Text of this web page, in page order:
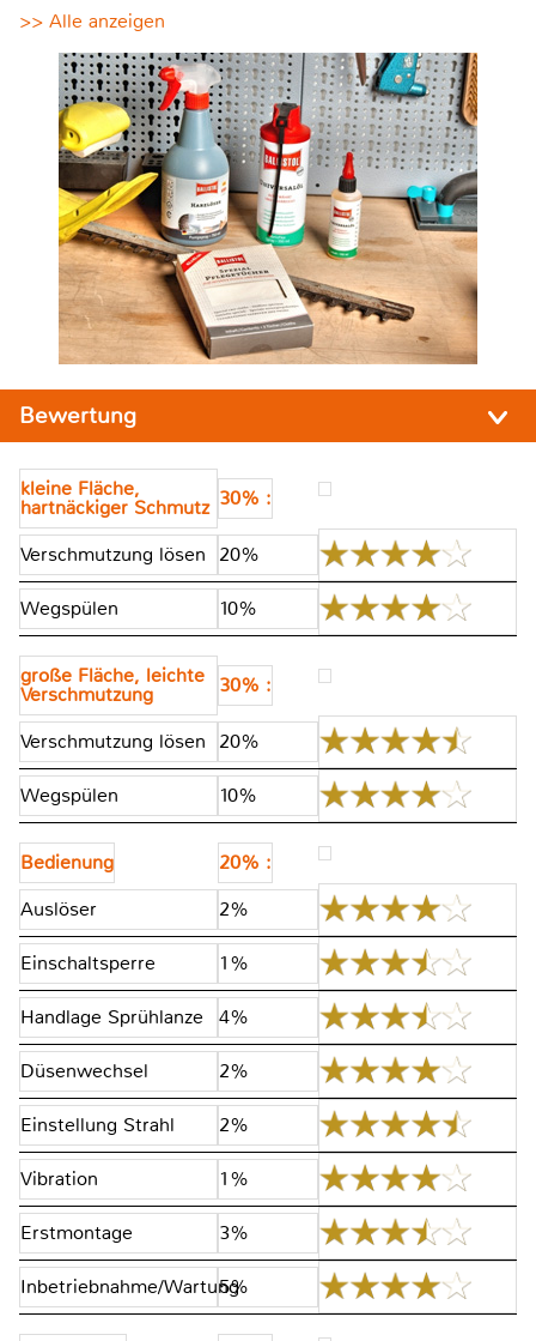
>> Alle anzeigen
Bewertung
kleine Fläche,
hartnäckiger Schmutz 30% :
Verschmutzung lösen 20%
Wegspülen 10%
große Fläche, leichte
Verschmutzung 30% :
Verschmutzung lösen 20%
Wegspülen 10%
Bedienung
20% :
Auslöser
2%
Einschaltsperre 1%
Handlage Sprühlanze 4%
Düsenwechsel 2%
Einstellung Strahl 2%
Vibration 1%
Erstmontage 3%
Inbetriebnahme/Wartung
5%